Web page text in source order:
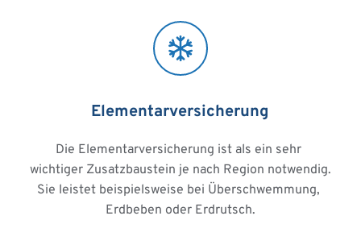
Elementarversicherung
Die Elementarversicherung ist als ein sehr
wichtiger Zusatzbaustein je nach Region notwendig.
Sie leistet beispielsweise bei Überschwemmung,
Erdbeben oder Erdrutsch.